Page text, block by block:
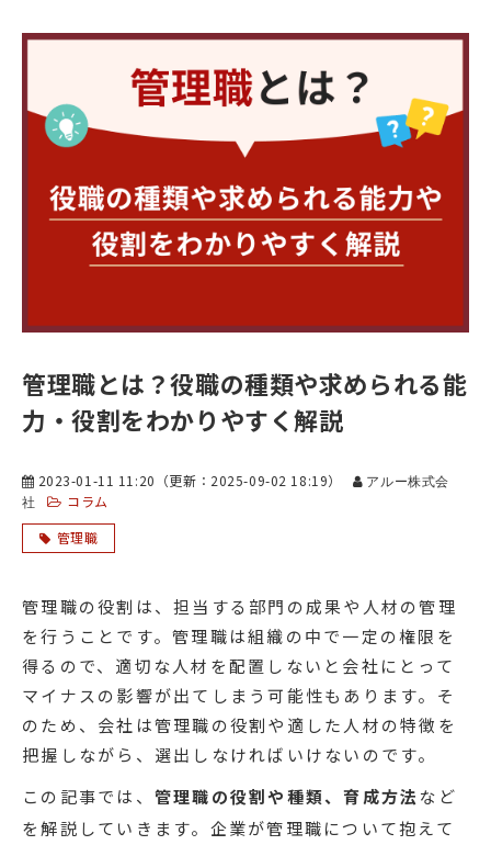
管理職とは？役職の種類や求められる能
力・役割をわかりやすく解説
2023-01-11 11:20 （更新： 2025-09-02 18:19）
アルー株式会
社
コラム
管理職
管理職の役割は、担当する部門の成果や人材の管理
を行うことです。管理職は組織の中で一定の権限を
得るので、適切な人材を配置しないと会社にとって
マイナスの影響が出てしまう可能性もあります。そ
のため、会社は管理職の役割や適した人材の特徴を
把握しながら、選出しなければいけないのです。
この記事では、 管理職の役割や種類、育成方法 など
を解説していきます。企業が管理職について抱えて